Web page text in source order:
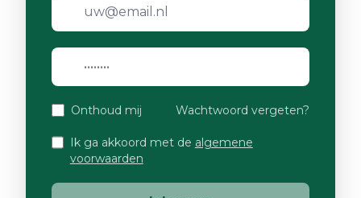
Onthoud mij Wachtwoord vergeten?
Ik ga akkoord met de algemene
voorwaarden